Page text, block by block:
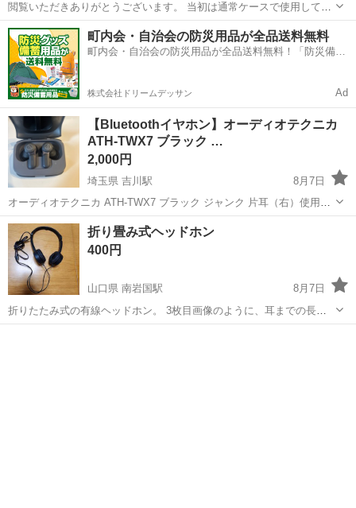
閲覧いただきありがとうございます。 当初は通常ケースで使用してい
ましたが MagSafe充電ケースを別途購入しております。 お気持ち
値下げ対応いたします！ 使用頻度は多くない為に、比較的キレイで
す。 （新品ではない...
岩手 盛岡市 上盛岡駅 オーディオ
町内会・自治会の防災用品が全品送料無料
町内会・自治会の防災用品が全品送料無料！「防災備蓄
株式会社ドリームデッサン Ad
【Bluetoothイヤホン】オーディオテクニカ
ATH-TWX7 ブラック …
2,000円
埼玉県 吉川駅
8月7日
オーディオテクニカ ATH-TWX7 ブラック ジャンク 片耳（右）使用可
ケース付き 価格 2,500円（値下げ相談可） 本文 オーディオテクニカの
埼玉 吉川市 吉川駅 オーディオ
折り畳み式ヘッドホン
400円
山口県 南岩国駅
8月7日
折りたたみ式の有線ヘッドホン。 3枚目画像のように、耳までの長さ
調整できます。 比較的綺麗と思いますが、中古にご理解ある方お願い